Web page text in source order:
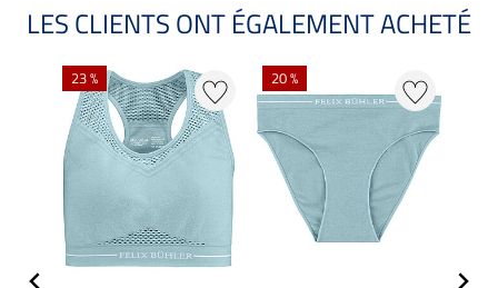
LES CLIENTS ONT ÉGALEMENT ACHETÉ
23 % 20 %